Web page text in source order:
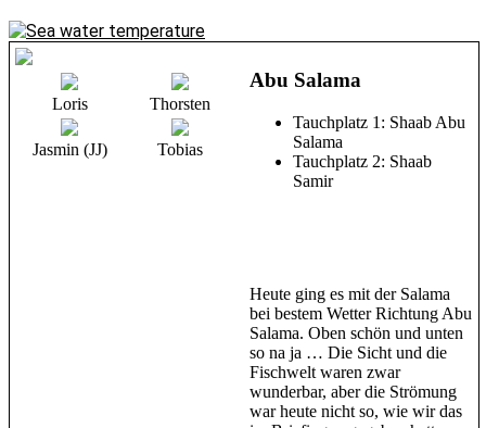
Loris Thorsten
Jasmin (JJ) Tobias
Abu Salama
Tauchplatz 1: Shaab Abu
Salama
Tauchplatz 2: Shaab
Samir
Heute ging es mit der Salama
bei bestem Wetter Richtung Abu
Salama. Oben schön und unten
so na ja … Die Sicht und die
Fischwelt waren zwar
wunderbar, aber die Strömung
war heute nicht so, wie wir das